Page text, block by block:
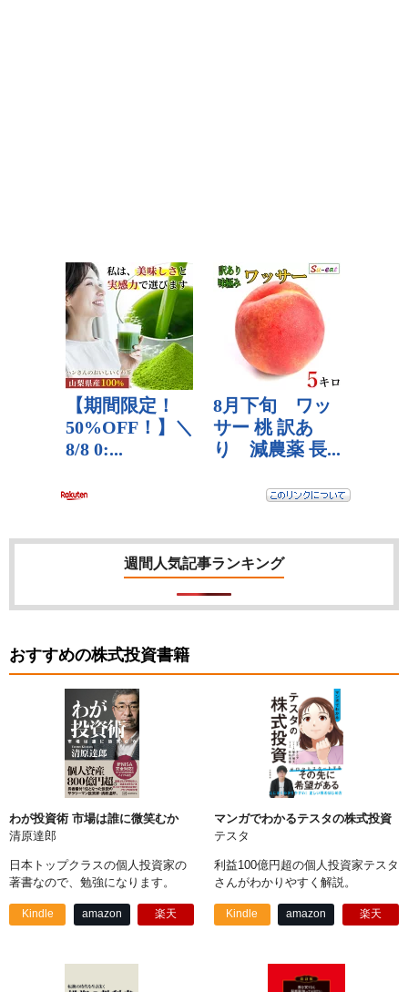
週間人気記事ランキング
おすすめの株式投資書籍
わが投資術 市場は誰に微笑むか
清原達郎
日本トップクラスの個人投資家の
著書なので、勉強になります。
Kindle amazon 楽天
マンガでわかるテスタの株式投資
テスタ
利益100億円超の個人投資家テスタ
さんがわかりやすく解説。
Kindle amazon 楽天